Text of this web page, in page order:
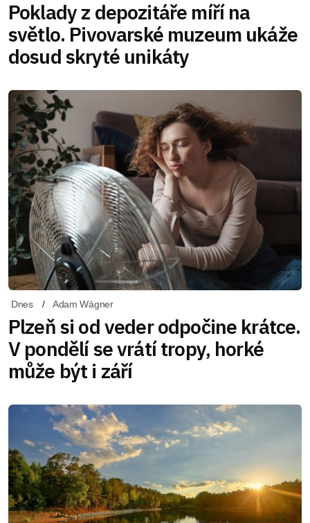
Poklady z depozitáře míří na
světlo. Pivovarské muzeum ukáže
dosud skryté unikáty
Dnes Adam Wágner
Plzeň si od veder odpočine krátce.
V pondělí se vrátí tropy, horké
může být i září